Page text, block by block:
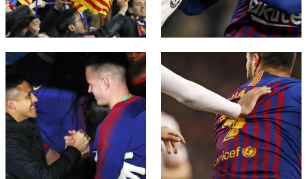
FC Barcelona club badge FC Barcelona club badge